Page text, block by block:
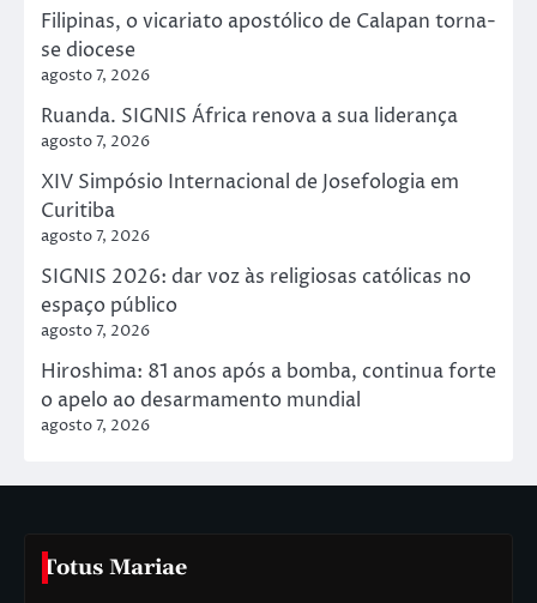
Filipinas, o vicariato apostólico de Calapan torna-
se diocese
agosto 7, 2026
Ruanda. SIGNIS África renova a sua liderança
agosto 7, 2026
XIV Simpósio Internacional de Josefologia em
Curitiba
agosto 7, 2026
SIGNIS 2026: dar voz às religiosas católicas no
espaço público
agosto 7, 2026
Hiroshima: 81 anos após a bomba, continua forte
o apelo ao desarmamento mundial
agosto 7, 2026
Totus Mariae